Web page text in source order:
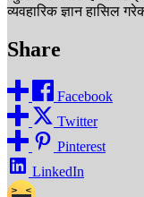
व्यवहारिक ज्ञान हासिल
Share
Facebook
Twitter
Pinterest
LinkedIn